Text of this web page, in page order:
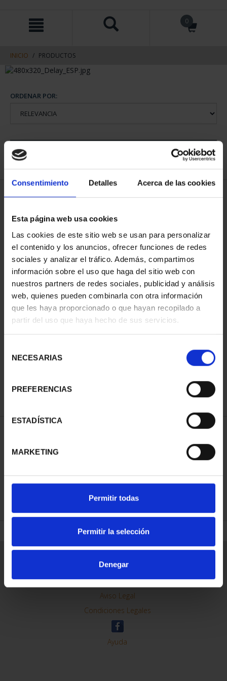
Consentimiento Detalles Acerca de las cookies
Esta página web usa cookies
Las cookies de este sitio web se usan para personalizar
el contenido y los anuncios, ofrecer funciones de redes
sociales y analizar el tráfico. Además, compartimos
información sobre el uso que haga del sitio web con
nuestros partners de redes sociales, publicidad y análisis
web, quienes pueden combinarla con otra información
que les haya proporcionado o que hayan recopilado a
partir del uso que haya hecho de sus servicios.
NECESARIAS
PREFERENCIAS
ESTADÍSTICA
MARKETING
Permitir todas
Permitir la selección
Denegar
contenido
navegacin
0
INICIO PRODUCTOS
ORDENAR POR:
1 Productos encontrados
73,00 €
REFINAR
Contacto
Preguntas Frequentes (FAQs)
Aviso Legal
Condiciones Legales
Ayuda